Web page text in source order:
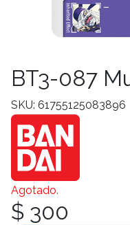
BT3-087
SKU: 61755125083896
Agotado.
$ 300